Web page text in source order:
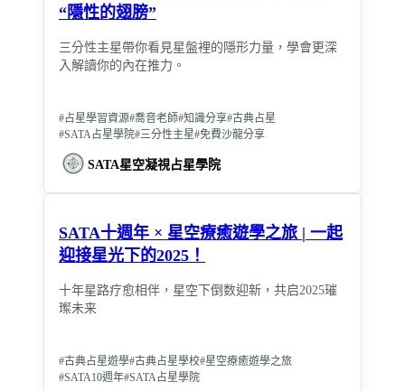
“隱性的翅膀”
三分性主星帶你看見星盤裡的隱形力量，學會更深
入解讀你的內在推力。
#占星學習資源#喬音老師#知識分享#古典占星
#SATA占星學院#三分性主星#免費沙龍分享
SATA星空凝視占星學院
SATA十週年 × 星空療癒遊學之旅 | 一起
迎接星光下的2025！
十年星路疗愈相伴，星空下倒数迎新，共启2025璀
璨未来
#古典占星遊學#古典占星學校#星空療癒遊學之旅
#SATA10週年#SATA占星學院